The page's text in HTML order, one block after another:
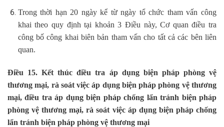
Trong thời hạn 20 ngày kể từ ngày tổ chức tham vấn công
khai theo quy định tại khoản 3 Điều này, Cơ quan điều tra
công bố công khai biên bản tham vấn cho tất cả các bên liên
quan.
Điều 15. Kết thúc điều tra áp dụng biện pháp phòng vệ
thương mại, rà soát việc áp dụng biện pháp phòng vệ thương
mại, điều tra áp dụng biện pháp chống lẩn tránh biện pháp
phòng vệ thương mại, rà soát việc áp dụng biện pháp chống
lẩn tránh biện pháp phòng vệ thương mại